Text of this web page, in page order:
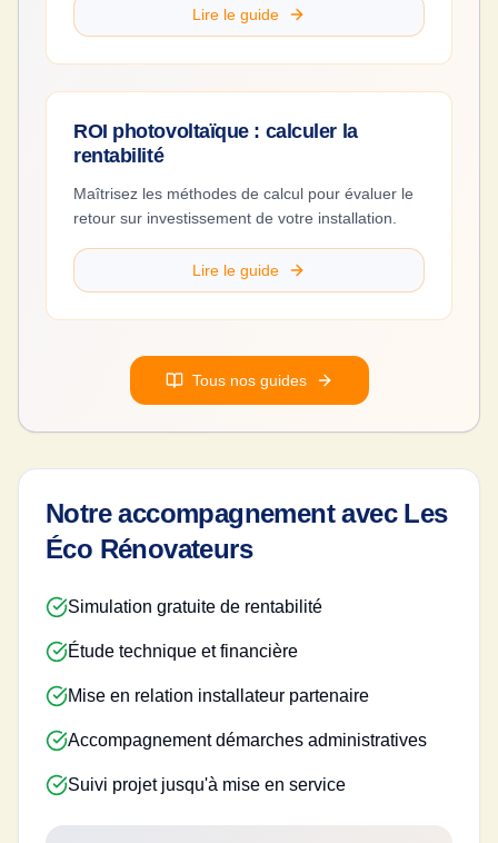
Lire le guide
ROI photovoltaïque : calculer la
rentabilité
Maîtrisez les méthodes de calcul pour évaluer le
retour sur investissement de votre installation.
Lire le guide
Tous nos guides
Notre accompagnement avec Les
Éco Rénovateurs
Simulation gratuite de rentabilité
Étude technique et financière
Mise en relation installateur partenaire
Accompagnement démarches administratives
Suivi projet jusqu'à mise en service